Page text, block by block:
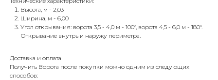
Высота, м - 2,03
Ширина, м - 6,00
Угол открывания: ворота 3,5 - 4,0 м - 100°, ворота 4,5 - 6,0 м - 180°.
Открывание внутрь и наружу периметра.
Доставка и оплата
Получить Ворота после покупки можно одним из следующих
способов: